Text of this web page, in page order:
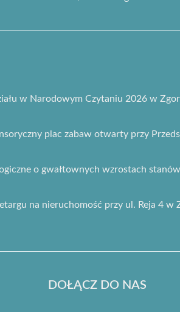
w Narodowym Czytaniu 2026 w
plac zabaw otwarty przy
o gwałtownych wzrostach
na nieruchomość przy ul. Reja 4 w
DOŁĄCZ DO NAS